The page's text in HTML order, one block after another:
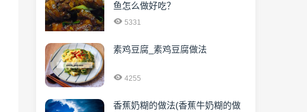
鱼怎么做好吃？
5331
素鸡豆腐_素鸡豆腐做法
4255
香蕉奶糊的做法(香蕉牛奶糊的做